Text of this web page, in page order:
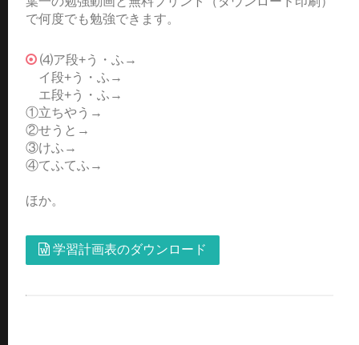
で何度でも勉強できます。
⑷ア段+う・ふ→
イ段+う・ふ→
エ段+う・ふ→
①立ちやう→
②せうと→
③けふ→
④てふてふ→
ほか。
学習計画表のダウンロード